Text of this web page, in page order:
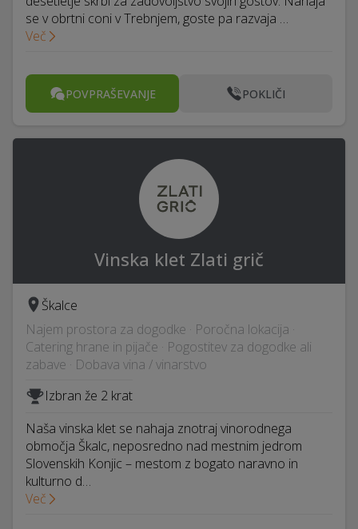
se v obrtni coni v Trebnjem, goste pa razvaja …
Več
POVPRAŠEVANJE POKLIČI
Vinska klet Zlati grič
Škalce
Najem prostora za dogodke · Poročna lokacija ·
Catering hrane in pijače · Pogostitev za dogodke ali
zabave · Dobava vina / vinarstvo
Izbran že 2 krat
Naša vinska klet se nahaja znotraj vinorodnega
območja Škalc, neposredno nad mestnim jedrom
Slovenskih Konjic – mestom z bogato naravno in
kulturno d…
Več